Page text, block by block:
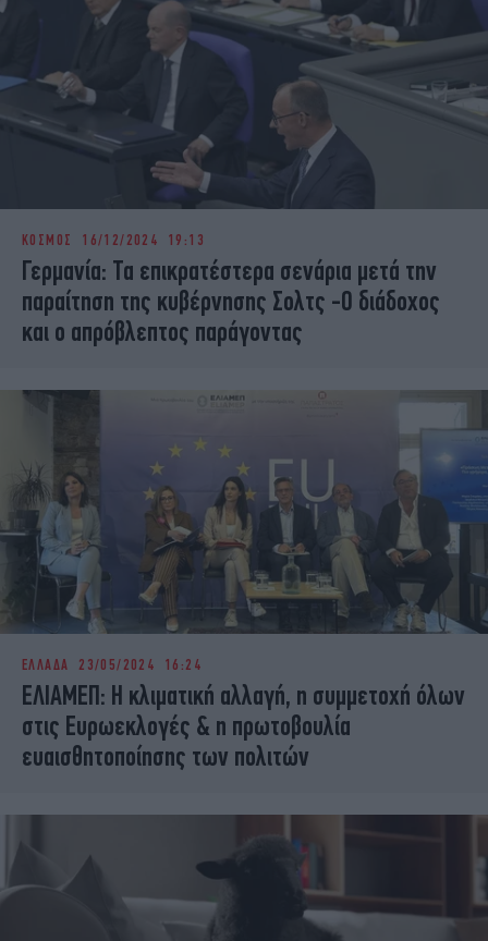
ΚΟΣΜΟΣ 16/12/2024 19:13
Γερμανία: Τα επικρατέστερα σενάρια μετά την
παραίτηση της κυβέρνησης Σολτς -Ο διάδοχος
και ο απρόβλεπτος παράγοντας
ΕΛΛΑΔΑ 23/05/2024 16:24
ΕΛΙΑΜΕΠ: Η κλιματική αλλαγή, η συμμετοχή όλων
στις Ευρωεκλογές & η πρωτοβουλία
ευαισθητοποίησης των πολιτών